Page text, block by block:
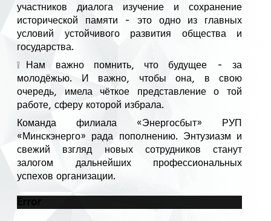
участников диалога изучение и сохранение
исторической памяти - это одно из главных
условий устойчивого развития общества и
государства.
❕Нам важно помнить, что будущее - за
молодёжью. И важно, чтобы она, в свою
очередь, имела чёткое представление о той
работе, сферу которой избрала.
Команда филиала «Энергосбыт» РУП
«Минскэнерго» рада пополнению. Энтузиазм и
свежий взгляд новых сотрудников станут
залогом дальнейших профессиональных
успехов организации.
Error